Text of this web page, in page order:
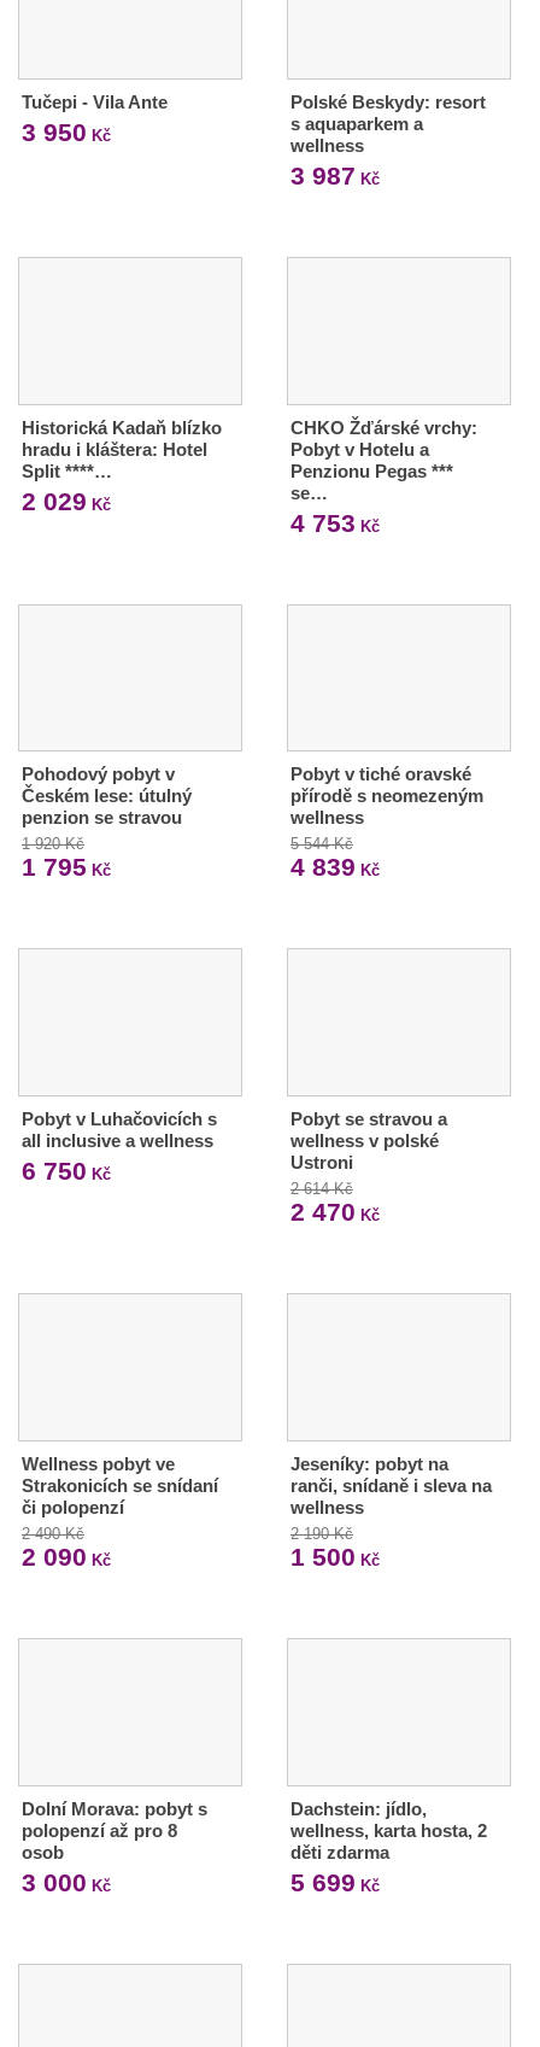
Tučepi - Vila Ante
3 950 Kč
Polské Beskydy: resort
s aquaparkem a
wellness
3 987 Kč
Historická Kadaň blízko
hradu i kláštera: Hotel
Split ****…
2 029 Kč
CHKO Žďárské vrchy:
Pobyt v Hotelu a
Penzionu Pegas ***
se…
4 753 Kč
Pohodový pobyt v
Českém lese: útulný
penzion se stravou
1 920 Kč
1 795 Kč
Pobyt v tiché oravské
přírodě s neomezeným
wellness
5 544 Kč
4 839 Kč
Pobyt v Luhačovicích s
all inclusive a wellness
6 750 Kč
Pobyt se stravou a
wellness v polské
Ustroni
2 614 Kč
2 470 Kč
Wellness pobyt ve
Strakonicích se snídaní
či polopenzí
2 490 Kč
2 090 Kč
Jeseníky: pobyt na
ranči, snídaně i sleva na
wellness
2 190 Kč
1 500 Kč
Dolní Morava: pobyt s
polopenzí až pro 8
osob
3 000 Kč
Dachstein: jídlo,
wellness, karta hosta, 2
děti zdarma
5 699 Kč